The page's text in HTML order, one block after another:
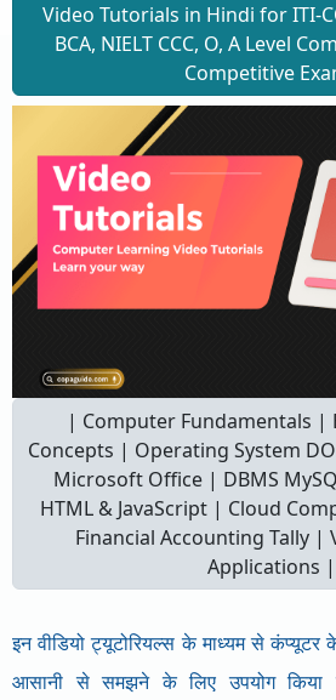
Video Tutorials in Hindi for ITI-
BCA, NIELT CCC, O, A Level
Competitive
| Computer Fundamentals |
Concepts | Operating System
Microsoft Office | DBMS
HTML & JavaScript | Cloud
Financial Accounting Tally |
Applications |
इन वीडियो ट्यूटोरियल्स के माध्यम से कंप्यूटर
आसानी से समझने के लिए उपयोग किया